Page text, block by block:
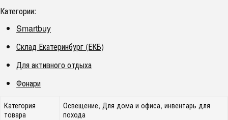
Категории:
Smartbuy
Склад Екатеринбург (ЕКБ)
Для активного отдыха
Фонари
Категория
товара
Освещение, Для дома и офиса, инвентарь для
похода